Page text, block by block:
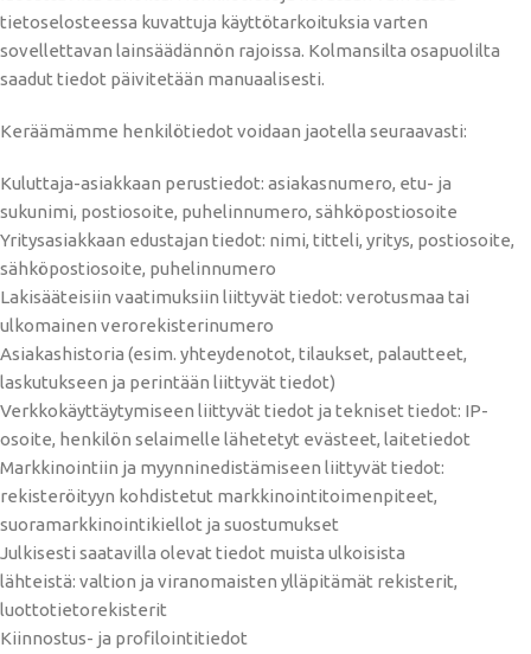
tietoselosteessa kuvattuja käyttötarkoituksia varten
sovellettavan lainsäädännön rajoissa. Kolmansilta osapuolilta
saadut tiedot päivitetään manuaalisesti.
Keräämämme henkilötiedot voidaan jaotella seuraavasti:
Kuluttaja-asiakkaan perustiedot: asiakasnumero, etu- ja
sukunimi, postiosoite, puhelinnumero, sähköpostiosoite
Yritysasiakkaan edustajan tiedot: nimi, titteli, yritys, postiosoite,
sähköpostiosoite, puhelinnumero
Lakisääteisiin vaatimuksiin liittyvät tiedot: verotusmaa tai
ulkomainen verorekisterinumero
Asiakashistoria (esim. yhteydenotot, tilaukset, palautteet,
laskutukseen ja perintään liittyvät tiedot)
Verkkokäyttäytymiseen liittyvät tiedot ja tekniset tiedot: IP-
osoite, henkilön selaimelle lähetetyt evästeet, laitetiedot
Markkinointiin ja myynninedistämiseen liittyvät tiedot:
rekisteröityyn kohdistetut markkinointitoimenpiteet,
suoramarkkinointikiellot ja suostumukset
Julkisesti saatavilla olevat tiedot muista ulkoisista
lähteistä: valtion ja viranomaisten ylläpitämät rekisterit,
luottotietorekisterit
Kiinnostus- ja profilointitiedot